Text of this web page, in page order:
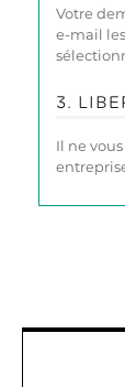
Votre
e-mail
3.
Il ne